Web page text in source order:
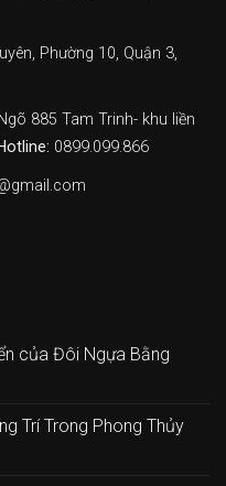
Phường 10, Quận 3,
885 Tam Trinh- khu liền
0899.099.866
của Đôi Ngựa Bằng
Trí Trong Phong Thủy